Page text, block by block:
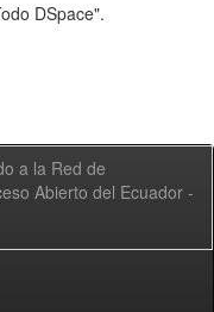
DSpace".
a la Red de
Abierto del Ecuador -